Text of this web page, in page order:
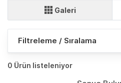
Galeri
Filtreleme / Sıralama
0 Ürün listeleniyor